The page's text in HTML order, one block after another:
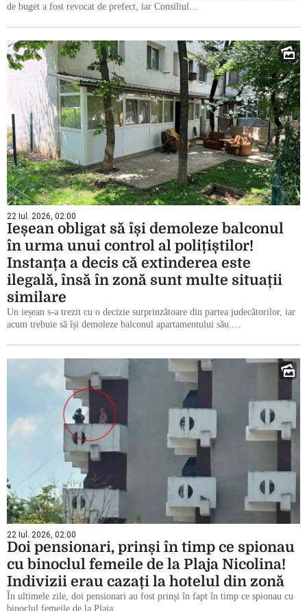
de buget a fost revocat de prefect, iar Consiliul…
22 Iul. 2026, 02:00
Ieșean obligat să își demoleze balconul
în urma unui control al polițiștilor!
Instanța a decis că extinderea este
ilegală, însă în zonă sunt multe situații
similare
Un ieșean s-a trezit cu o decizie surprinzătoare din partea judecătorilor, iar
acum trebuie să își demoleze balconul apartamentului său.…
22 Iul. 2026, 02:00
Doi pensionari, prinși în timp ce spionau
cu binoclul femeile de la Plaja Nicolina!
Indivizii erau cazați la hotelul din zonă
În ultimele zile, doi pensionari au fost prinși în fapt în timp ce spionau cu
binoclul femeile de la Plaja…